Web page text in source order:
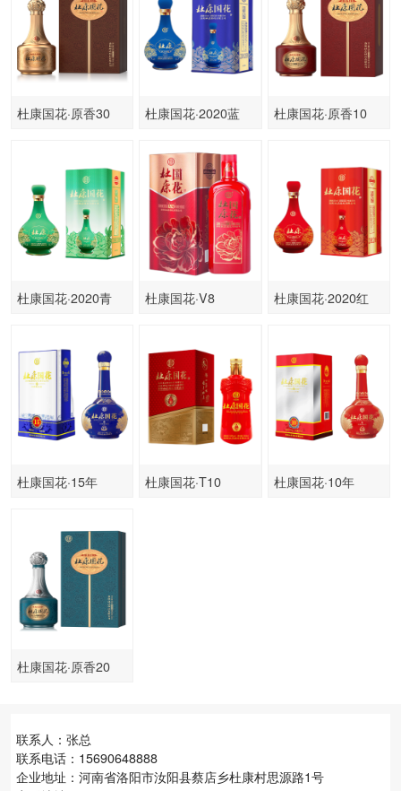
杜康国花·原香30 杜康国花·2020蓝 杜康国花·原香10
杜康国花·2020青 杜康国花·V8 杜康国花·2020红
杜康国花·15年 杜康国花·T10 杜康国花·10年
杜康国花·原香20
联系人：张总
联系电话：15690648888
企业地址：河南省洛阳市汝阳县蔡店乡杜康村思源路1号